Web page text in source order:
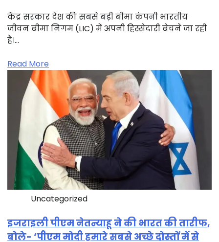
केंद्र सरकार देश की सबसे बड़ी बीमा कंपनी भारतीय
जीवन बीमा निगम (LIC) में अपनी हिस्सेदारी बेचने जा रही
है।…
Read More
Uncategorized
इजराइली पीएम नेतन्याहू ने की भारत की तारीफ,
बोले- ‘पीएम मोदी हमारे सबसे अच्छे दोस्तों में से